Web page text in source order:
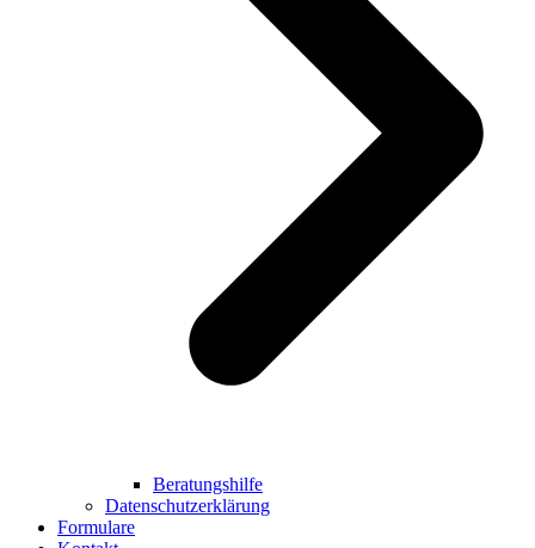
Beratungshilfe
Datenschutzerklärung
Formulare